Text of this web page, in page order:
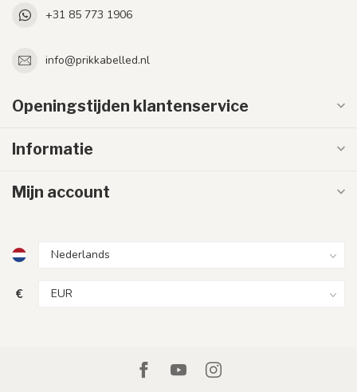
+31 85 773 1906
info@prikkabelled.nl
Openingstijden klantenservice
Informatie
Mijn account
€